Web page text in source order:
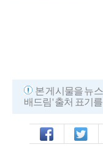
본 게시물을 뉴
배드림' 출처 표기
페북 트윗